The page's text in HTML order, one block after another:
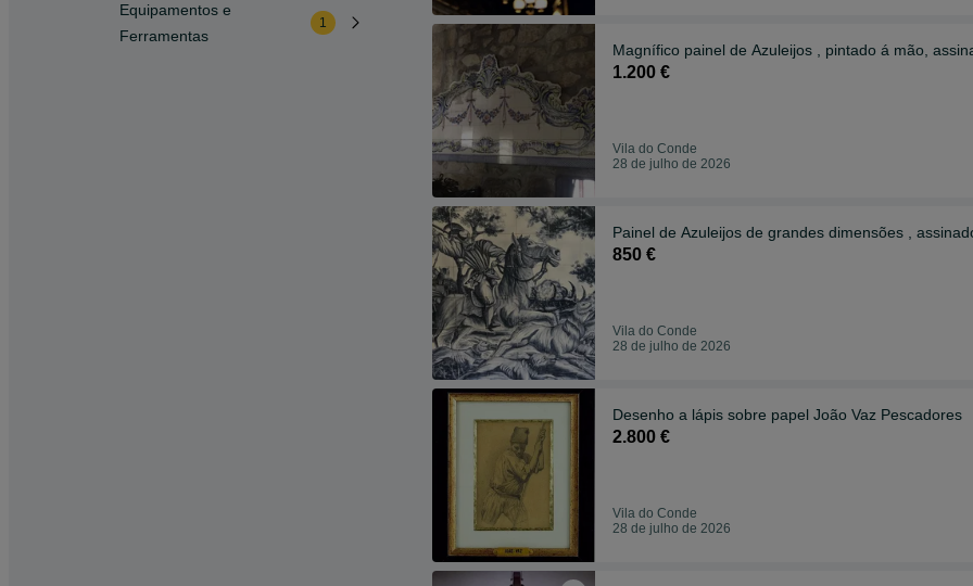
Equipamentos e
Ferramentas
1
Magnífico painel de Azuleijos , pintado á mão,
1.200 €
Vila do Conde
28 de julho de 2026
Painel de Azuleijos de grandes dimensões ,
850 €
Vila do Conde
28 de julho de 2026
Desenho a lápis sobre papel João Vaz Pescadores
2.800 €
Vila do Conde
28 de julho de 2026